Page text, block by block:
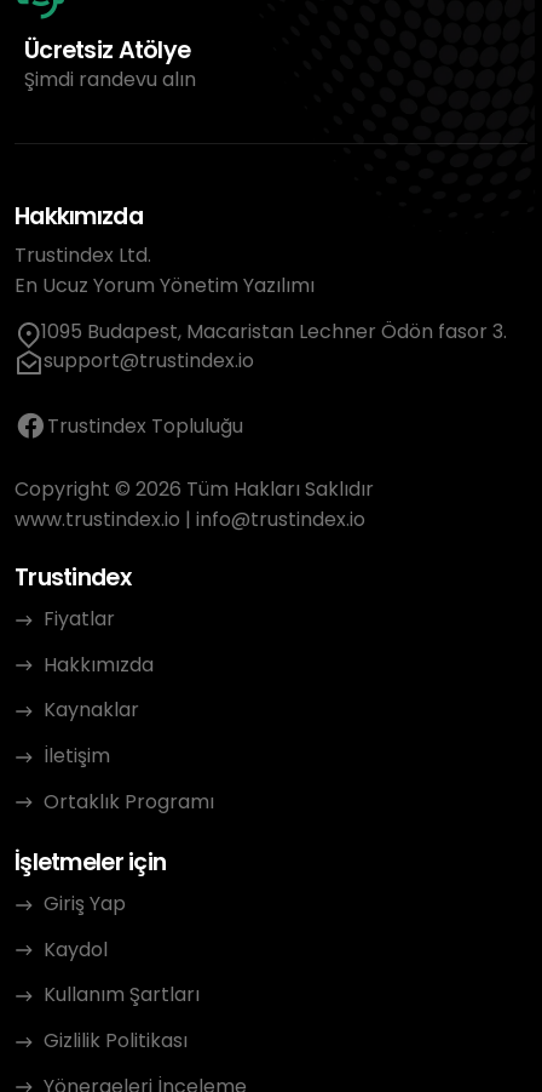
Ücretsiz Atölye
Şimdi randevu alın
Hakkımızda
Trustindex Ltd.
En Ucuz Yorum Yönetim Yazılımı
1095 Budapest, Macaristan Lechner Ödön fasor 3.
support@trustindex.io
Trustindex Topluluğu
Copyright © 2026 Tüm Hakları Saklıdır
www.trustindex.io | info@trustindex.io
Trustindex
Fiyatlar
Hakkımızda
Kaynaklar
İletişim
Ortaklık Programı
İşletmeler için
Giriş Yap
Kaydol
Kullanım Şartları
Gizlilik Politikası
Yönergeleri İnceleme